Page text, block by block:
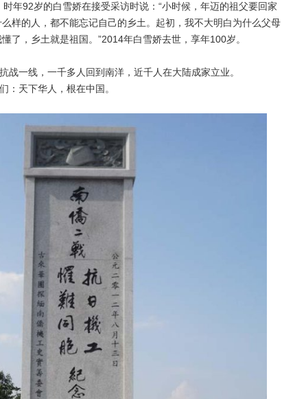
92岁的白雪娇在接受采访时说：“小时候，年迈的祖父要回家
样的人，都不能忘记自己的乡土。起初，我不大明白为什么父母
了，乡土就是祖国。”2014年白雪娇去世，享年100岁。
一线，一千多人回到南洋，近千人在大陆成家立业。
天下华人，根在中国。